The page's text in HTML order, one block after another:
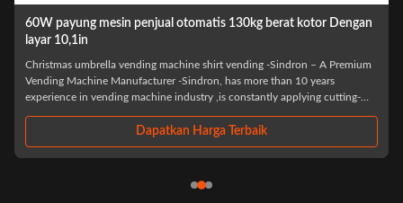
Dengan
– A Premium
years
cutting-
Mesin Penjual Otomatis komersial Sistem Perangkat
HOT Christmas gifts self vending machine for commercial
has more than 10 years experience in vending machine industry
constantly applying cutting-edge technology to the smart retail
R&D and ...
Dapatkan Harga Terbaik